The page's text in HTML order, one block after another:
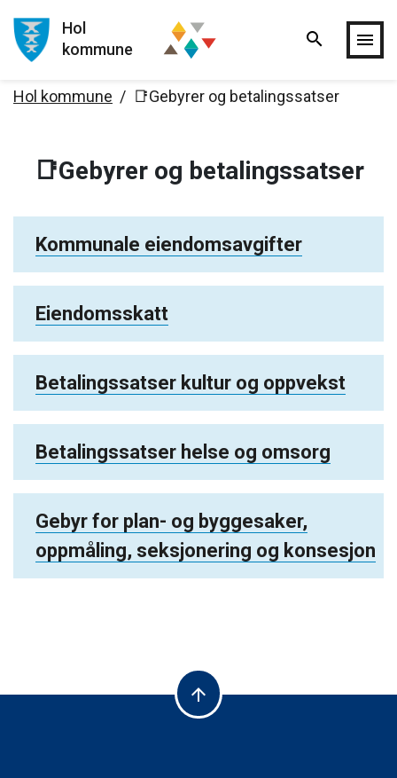
Hopp til hovedinnholdet
Hol
kommune
search menu
Hol kommune 📑Gebyrer og betalingssatser
📑Gebyrer og betalingssatser
Kommunale eiendomsavgifter
Eiendomsskatt
Betalingssatser kultur og oppvekst
Betalingssatser helse og omsorg
Gebyr for plan- og byggesaker,
oppmåling, seksjonering og konsesjon
arrow_upward